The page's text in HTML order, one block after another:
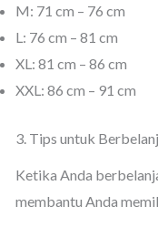
M: 71 cm – 76 cm
L: 76 cm – 81 cm
XL: 81 cm – 86 cm
XXL: 86 cm – 91 cm
3. Tips untuk
Ketika Anda
membantu Anda